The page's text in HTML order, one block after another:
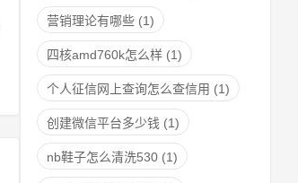
营销理论有哪些 (1)
四核amd760k怎么样 (1)
个人征信网上查询怎么查信用 (1)
创建微信平台多少钱 (1)
nb鞋子怎么清洗530 (1)